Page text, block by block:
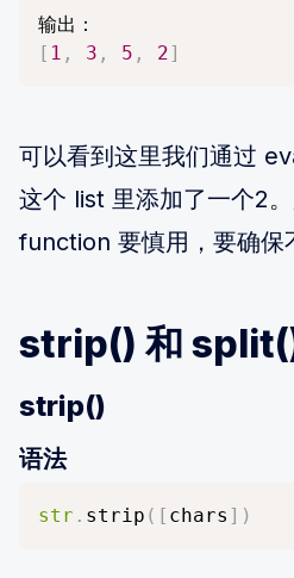
[ 1 , 3 , 5 , 2]
可以看到这里我们通过
这个 list 里添加了一个2
function 要慎用，要确保
strip() 和
strip()
语法
str . strip ( [ chars ] )